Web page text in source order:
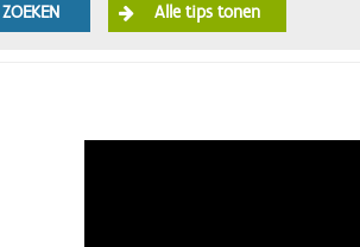
ZOEKEN Alle tips tonen